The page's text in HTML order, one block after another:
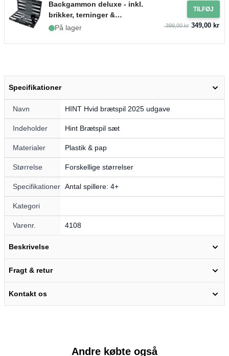
Backgammon deluxe - inkl.
brikker, terninger &
raflebægre
På lager
TILFØJ
399,00 kr349,00 kr
Specifikationer
Navn HINT Hvid brætspil 2025 udgave
Indeholder Hint Brætspil sæt
Materialer Plastik & pap
Størrelse Forskellige størrelser
Specifikationer Antal spillere: 4+
Kategori
Varenr. 4108
Beskrivelse
Fragt & retur
Kontakt os
Andre købte også